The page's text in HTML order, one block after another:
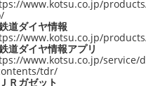
www.kotsu.co.jp/
道ダイヤ情報
www.kotsu.co.jp/
道ダイヤ情報アプリ
www.kotsu.co.jp/service/
tdr/
Ｒガゼット